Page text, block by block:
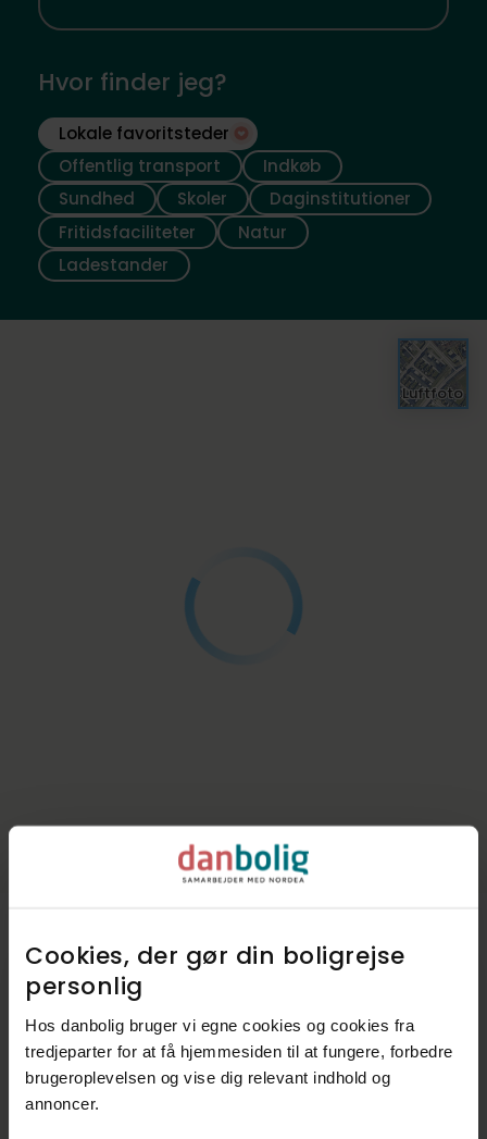
Cookies, der gør din boligrejse
personlig​
Hos danbolig bruger vi egne cookies og cookies fra
tredjeparter for at få hjemmesiden til at fungere, forbedre
brugeroplevelsen og vise dig relevant indhold og
annoncer.​
Hvor finder jeg?
Lokale favoritsteder
Offentlig transport
Indkøb
Sundhed
Skoler
Daginstitutioner
Fritidsfaciliteter
Natur
Ladestander
Luftfoto
Kommunen i tal
Indbyggere
44.501
Skatteprocent
25,9%